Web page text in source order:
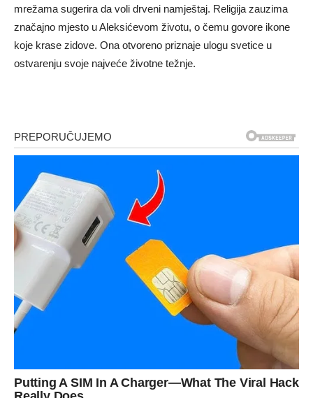
mrežama sugerira da voli drveni namještaj. Religija zauzima
značajno mjesto u Aleksićevom životu, o čemu govore ikone
koje krase zidove. Ona otvoreno priznaje ulogu svetice u
ostvarenju svoje najveće životne težnje.